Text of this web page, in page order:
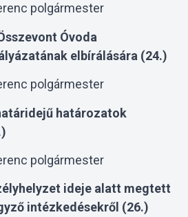
polgármester
Óvoda
elbírálására (24.)
polgármester
határozatok
polgármester
ideje alatt megtett
intézkedésekről (26.)